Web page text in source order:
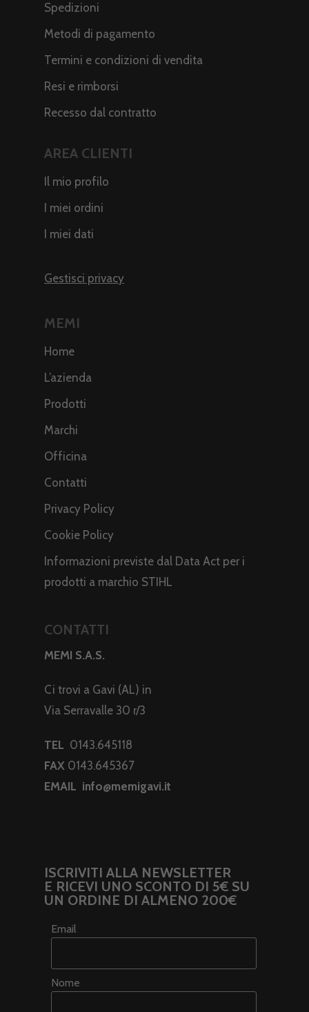
Spedizioni
Metodi di pagamento
Termini e condizioni di vendita
Resi e rimborsi
Recesso dal contratto
AREA CLIENTI
Il mio profilo
I miei ordini
I miei dati
Gestisci privacy
MEMI
Home
L’azienda
Prodotti
Marchi
Officina
Contatti
Privacy Policy
Cookie Policy
Informazioni previste dal Data Act per i
prodotti a marchio STIHL
CONTATTI
MEMI S.A.S.
Ci trovi a Gavi (AL) in
Via Serravalle 30 r/3
TEL 0143.645118
FAX 0143.645367
EMAIL info@memigavi.it
ISCRIVITI ALLA NEWSLETTER
E RICEVI UNO SCONTO DI 5€ SU
UN ORDINE DI ALMENO 200€
Email
Nome